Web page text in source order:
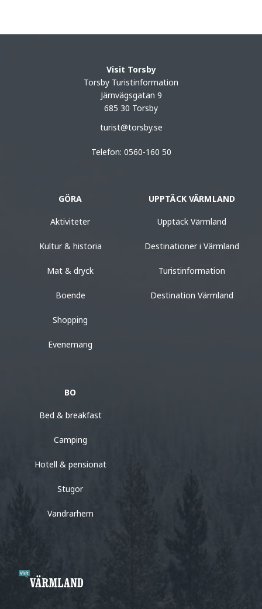
Visit Torsby
Torsby Turistinformation
Järnvägsgatan 9
685 30 Torsby
turist@torsby.se
Telefon: 0560-160 50
GÖRA
Aktiviteter
Kultur & historia
Mat & dryck
Boende
Shopping
Evenemang
UPPTÄCK VÄRMLAND
Upptäck Värmland
Destinationer i Värmland
Turistinformation
Destination Värmland
BO
Bed & breakfast
Camping
Hotell & pensionat
Stugor
Vandrarhem